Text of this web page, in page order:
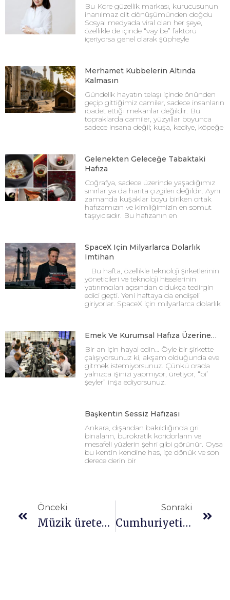
Bu Kore güzellik markası, kurucusunun
inanılmaz cilt dönüşümünden doğdu
Sosyal medyada viral olan her şeye,
özellikle de içinde “vay be” faktörü
içeriyorsa genel olarak şüpheyle
Merhamet Kubbelerin Altında
Kalmasın
Gündelik hayatın telaşı içinde önünden
geçip gittiğimiz camiler, sadece insanların
ibadet ettiği mekanlar değildir. Bu
topraklarda camiler, yüzyıllar boyunca
sadece insana değil; kuşa, kediye, köpeğe
Gelenekten Geleceğe Tabaktaki
Hafıza
Coğrafya, sadece üzerinde yaşadığımız
sınırlar ya da harita çizgileri değildir. Aynı
zamanda kuşaklar boyu biriken ortak
hafızamızın ve kimliğimizin en somut
taşıyıcısıdır. Bu hafızanın en
SpaceX Için Milyarlarca Dolarlık
Imtihan
Bu hafta, özellikle teknoloji şirketlerinin
yöneticileri ve teknoloji hisselerinin
yatırımcıları açısından oldukça tedirgin
edici geçti. Yeni haftaya da endişeli
giriyorlar. SpaceX için milyarlarca dolarlık
Emek Ve Kurumsal Hafıza Üzerine…
Bir an için hayal edin… Öyle bir şirkette
çalışıyorsunuz ki, akşam olduğunda eve
gitmek istemiyorsunuz. Çünkü orada
yalnızca işinizi yapmıyor, üretiyor, “bi’
şeyler” inşa ediyorsunuz.
Başkentin Sessiz Hafızası
Ankara, dışarıdan bakıldığında gri
binaların, bürokratik koridorların ve
mesafeli yüzlerin şehri gibi görünür. Oysa
bu kentin kendine has, içe dönük ve son
derece derin bir
Önceki
Müzik üretenlerin önleri kapalı
Sonraki
Cumhuriyetin 100 yılına imza atan şirketler